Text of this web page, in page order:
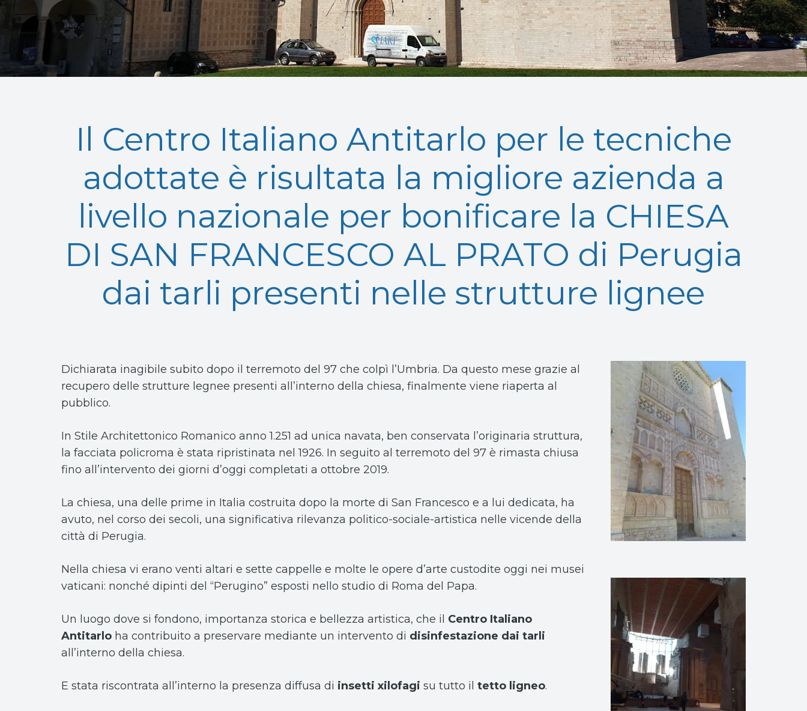
Il Centro Italiano Antitarlo per le tecniche
adottate è risultata la migliore azienda a
livello nazionale per bonificare la CHIESA
DI SAN FRANCESCO AL PRATO di Perugia
dai tarli presenti nelle strutture lignee
Dichiarata inagibile subito dopo il terremoto del 97 che colpì l’Umbria. Da questo mese grazie al
recupero delle strutture legnee presenti all’interno della chiesa, finalmente viene riaperta al
pubblico.
In Stile Architettonico Romanico anno 1.251 ad unica navata, ben conservata l’originaria struttura,
la facciata policroma è stata ripristinata nel 1926. In seguito al terremoto del 97 è rimasta chiusa
fino all’intervento dei giorni d’oggi completati a ottobre 2019.
La chiesa, una delle prime in Italia costruita dopo la morte di San Francesco e a lui dedicata, ha
avuto, nel corso dei secoli, una significativa rilevanza politico-sociale-artistica nelle vicende della
città di Perugia.
Nella chiesa vi erano venti altari e sette cappelle e molte le opere d’arte custodite oggi nei musei
vaticani: nonché dipinti del “Perugino” esposti nello studio di Roma del Papa.
Un luogo dove si fondono, importanza storica e bellezza artistica, che il Centro Italiano
Antitarlo ha contribuito a preservare mediante un intervento di disinfestazione dai tarli
all’interno della chiesa.
E stata riscontrata all’interno la presenza diffusa di insetti xilofagi su tutto il tetto ligneo.